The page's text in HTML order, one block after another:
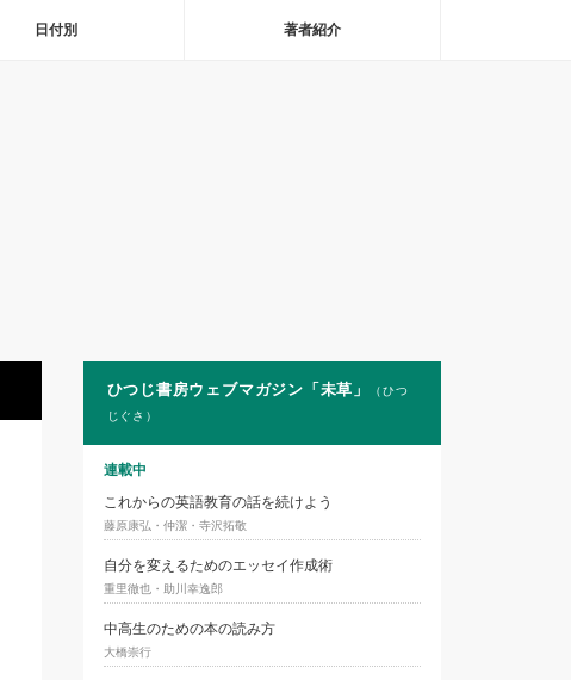
日付別 著者紹介
ひつじ書房ウェブマガジン「未草」
（ひつ
じぐさ）
連載中
これからの英語教育の話を続けよう
藤原康弘・仲潔・寺沢拓敬
自分を変えるためのエッセイ作成術
重里徹也・助川幸逸郎
中高生のための本の読み方
大橋崇行